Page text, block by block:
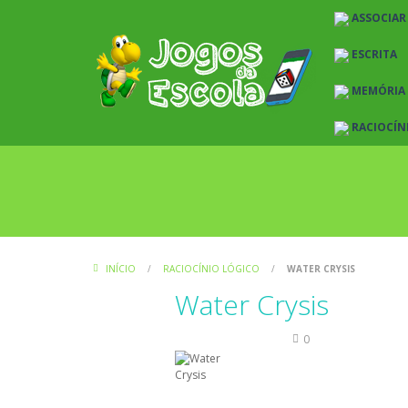
ESCRITA
MEMÓRIA
INÍCIO / RACIOCÍNIO LÓGICO / WATER CRYSIS
Water Crysis
0